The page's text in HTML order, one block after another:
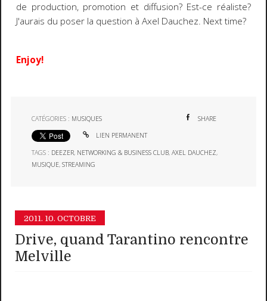
de production, promotion et diffusion? Est-ce réaliste?
J'aurais du poser la question à Axel Dauchez. Next time?
Enjoy!
CATÉGORIES : MUSIQUES SHARE
LIEN PERMANENT
TAGS : DEEZER, NETWORKING & BUSINESS CLUB,AXEL DAUCHEZ,
MUSIQUE,STREAMING
2011. 10. OCTOBRE
Drive, quand Tarantino rencontre
Melville